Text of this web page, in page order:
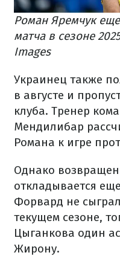
Роман Яремчук
матча в сезоне
Images
Украинец также
в августе и
клуба. Тренер
Мендилибар
Романа к игре
Однако
откладывается
Форвард не
текущем сезоне,
Цыганкова один
Жирону.